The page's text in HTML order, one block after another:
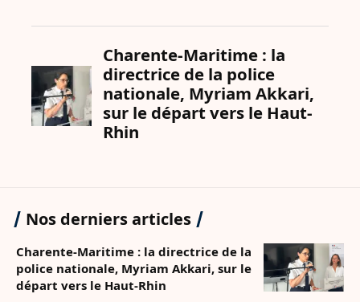
Nos derniers articles
Charente-Maritime : la directrice de la
police nationale, Myriam Akkari, sur le
départ vers le Haut-Rhin